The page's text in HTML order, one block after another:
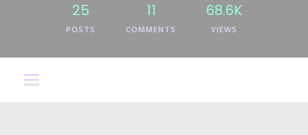
25
POSTS
11
COMMENTS
68.6K
VIEWS